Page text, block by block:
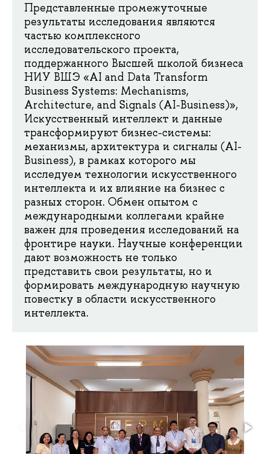
Представленные промежуточные
результаты исследования являются
частью комплексного
исследовательского проекта,
поддержанного Высшей школой бизнеса
НИУ ВШЭ «AI and Data Transform
Business Systems: Mechanisms,
Architecture, and Signals (AI-Business)»,
Искусственный интеллект и данные
трансформируют бизнес-системы:
механизмы, архитектура и сигналы (AI-
Business), в рамках которого мы
исследуем технологии искусственного
интеллекта и их влияние на бизнес с
разных сторон. Обмен опытом с
международными коллегами крайне
важен для проведения исследований на
фронтире науки. Научные конференции
дают возможность не только
представить свои результаты, но и
формировать международную научную
повестку в области искусственного
интеллекта.